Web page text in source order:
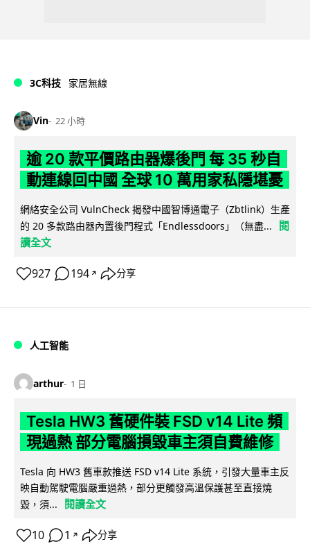
3C科技 家居無線
Vin 22 小時
逾 20 款平價路由器爆後門 每 35 秒自
動連線回中國 全球 10 萬用家私隱堪憂
網絡安全公司 VulnCheck 揭發中國智博通電子（Zbtlink）生產
的 20 多款路由器內置後門程式「Endlessdoors」（無盡...
閱
讀全文
927 194 ↗ 分享
人工智能
arthur 1 日
Tesla HW3 舊硬件裝 FSD v14 Lite 頻
現過熱 部分電腦損毀車主須自費維修
Tesla 向 HW3 舊車款推送 FSD v14 Lite 系統，引發大量車主反
映自動駕駛電腦嚴重過熱，部分更觸發高溫保護甚至直接燒
毀，須...
閱讀全文
10 1 ↗ 分享